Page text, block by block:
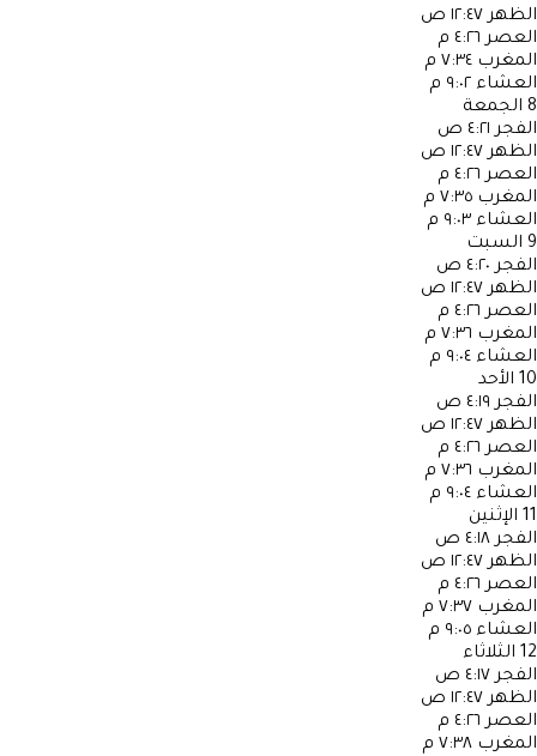
الظهر ١٢:٤٧ ص
العصر ٤:٢٦ م
المغرب ٧:٣٤ م
العشاء ٩:٠٢ م
8 الجمعة
الفجر ٤:٢١ ص
الظهر ١٢:٤٧ ص
العصر ٤:٢٦ م
المغرب ٧:٣٥ م
العشاء ٩:٠٣ م
9 السبت
الفجر ٤:٢٠ ص
الظهر ١٢:٤٧ ص
العصر ٤:٢٦ م
المغرب ٧:٣٦ م
العشاء ٩:٠٤ م
10 الأحد
الفجر ٤:١٩ ص
الظهر ١٢:٤٧ ص
العصر ٤:٢٦ م
المغرب ٧:٣٦ م
العشاء ٩:٠٤ م
11 الإثنين
الفجر ٤:١٨ ص
الظهر ١٢:٤٧ ص
العصر ٤:٢٦ م
المغرب ٧:٣٧ م
العشاء ٩:٠٥ م
12 الثلاثاء
الفجر ٤:١٧ ص
الظهر ١٢:٤٧ ص
العصر ٤:٢٦ م
المغرب ٧:٣٨ م